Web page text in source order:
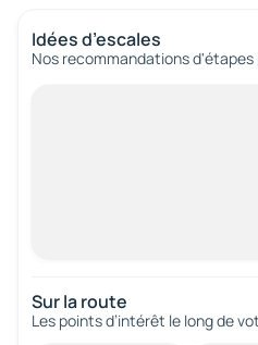
Idées d’escales
Nos recommandations d'étapes
Sur la route
Les points d’intérêt le long de